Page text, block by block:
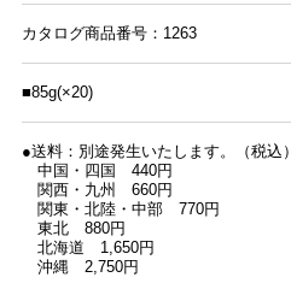
カタログ商品番号：1263
■85g(×20)
●送料：別途発生いたします。（税込）
中国・四国 440円
関西・九州 660円
関東・北陸・中部 770円
東北 880円
北海道 1,650円
沖縄 2,750円